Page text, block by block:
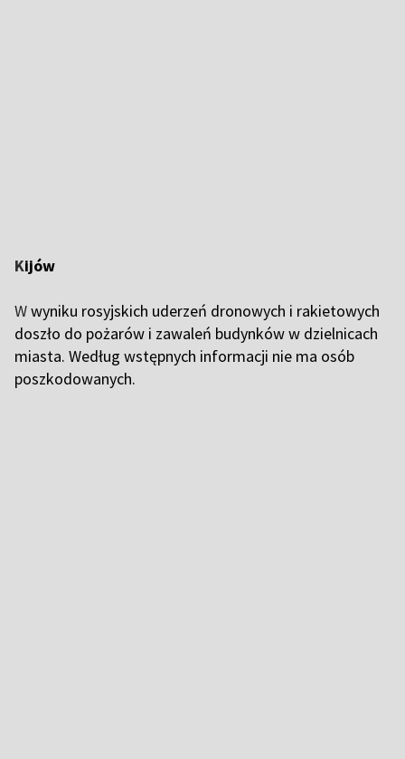
Kijów
Wwyniku rosyjskich uderzeń dronowych i rakietowych
doszło do pożarów i zawaleń budynków w dzielnicach
miasta. Według wstępnych informacji nie ma osób
poszkodowanych.